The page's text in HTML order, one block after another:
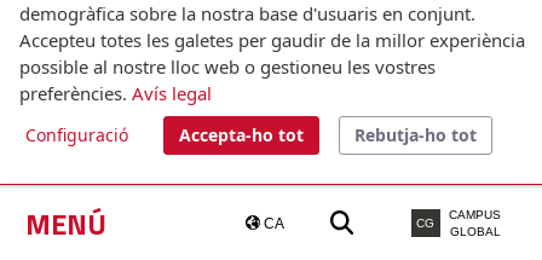
MENÚ CA CG
CAMPUS
GLOBAL
© Universitat Pompeu Fabra
Barcelona
T.(+34) 93 542 20 00
demogràfica sobre la nostra base d'usuaris en conjunt.
Accepteu totes les galetes per gaudir de la millor experiència
possible al nostre lloc web o gestioneu les vostres
preferències. Avís legal
Configuració Accepta-ho tot Rebutja-ho tot